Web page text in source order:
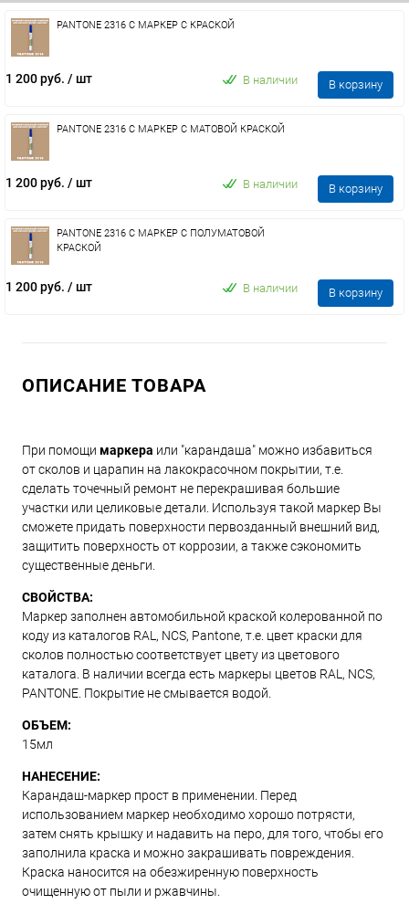
PANTONE 2316 C МАРКЕР С КРАСКОЙ
1 200 руб. / шт В наличии В корзину
PANTONE 2316 C МАРКЕР С МАТОВОЙ КРАСКОЙ
1 200 руб. / шт В наличии В корзину
PANTONE 2316 C МАРКЕР С ПОЛУМАТОВОЙ
КРАСКОЙ
1 200 руб. / шт В наличии В корзину
ОПИСАНИЕ ТОВАРА
При помощи маркера или "карандаша" можно избавиться
от сколов и царапин на лакокрасочном покрытии, т.е.
сделать точечный ремонт не перекрашивая большие
участки или целиковые детали. Используя такой маркер Вы
сможете придать поверхности первозданный внешний вид,
защитить поверхность от коррозии, а также сэкономить
существенные деньги.
СВОЙСТВА:
Маркер заполнен автомобильной краской колерованной по
коду из каталогов RAL, NCS, Pantone, т.е. цвет краски для
сколов полностью соответствует цвету из цветового
каталога. В наличии всегда есть маркеры цветов RAL, NCS,
PANTONE. Покрытие не смывается водой.
ОБЪЕМ:
15мл
НАНЕСЕНИЕ:
Карандаш-маркер прост в применении. Перед
использованием маркер необходимо хорошо потрясти,
затем снять крышку и надавить на перо, для того, чтобы его
заполнила краска и можно закрашивать повреждения.
Краска наносится на обезжиренную поверхность
очищенную от пыли и ржавчины.